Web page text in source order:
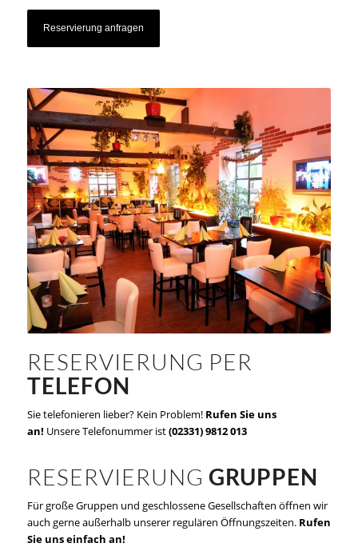
RESERVIERUNG PER
TELEFON
Sie telefonieren lieber? Kein Problem! Rufen Sie uns
an! Unsere Telefonummer ist(02331) 9812 013
RESERVIERUNG GRUPPEN
Für große Gruppen und geschlossene Gesellschaften öffnen wir
auch gerne außerhalb unserer regulären Öffnungszeiten. Rufen
Sie uns einfach an!